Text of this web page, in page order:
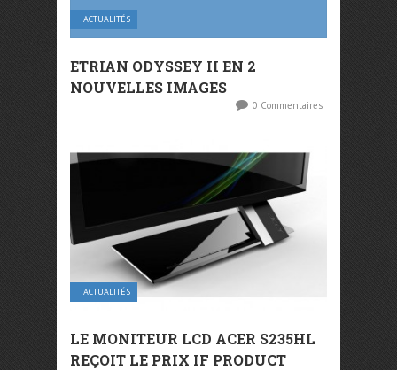
ACTUALITÉS
ETRIAN ODYSSEY II EN 2
NOUVELLES IMAGES
0 Commentaires
ACTUALITÉS
LE MONITEUR LCD ACER S235HL
REÇOIT LE PRIX IF PRODUCT